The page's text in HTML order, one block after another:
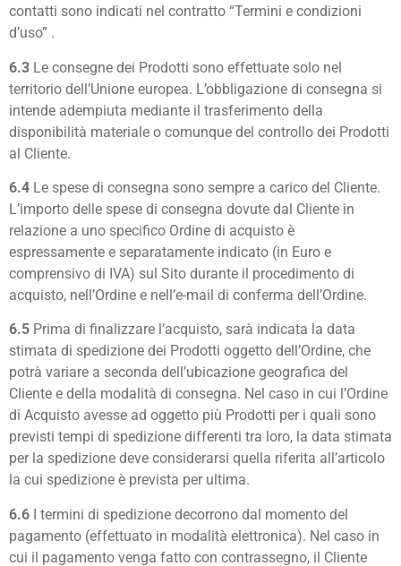
contatti sono indicati nel contratto “Termini e condizioni
d’uso” .
6.3 Le consegne dei Prodotti sono effettuate solo nel
territorio dell’Unione europea. L’obbligazione di consegna si
intende adempiuta mediante il trasferimento della
disponibilità materiale o comunque del controllo dei Prodotti
al Cliente.
6.4 Le spese di consegna sono sempre a carico del Cliente.
L’importo delle spese di consegna dovute dal Cliente in
relazione a uno specifico Ordine di acquisto è
espressamente e separatamente indicato (in Euro e
comprensivo di IVA) sul Sito durante il procedimento di
acquisto, nell’Ordine e nell’e-mail di conferma dell’Ordine.
6.5 Prima di finalizzare l’acquisto, sarà indicata la data
stimata di spedizione dei Prodotti oggetto dell’Ordine, che
potrà variare a seconda dell’ubicazione geografica del
Cliente e della modalità di consegna. Nel caso in cui l’Ordine
di Acquisto avesse ad oggetto più Prodotti per i quali sono
previsti tempi di spedizione differenti tra loro, la data stimata
per la spedizione deve considerarsi quella riferita all’articolo
la cui spedizione è prevista per ultima.
6.6 I termini di spedizione decorrono dal momento del
pagamento (effettuato in modalità elettronica). Nel caso in
cui il pagamento venga fatto con contrassegno, il Cliente